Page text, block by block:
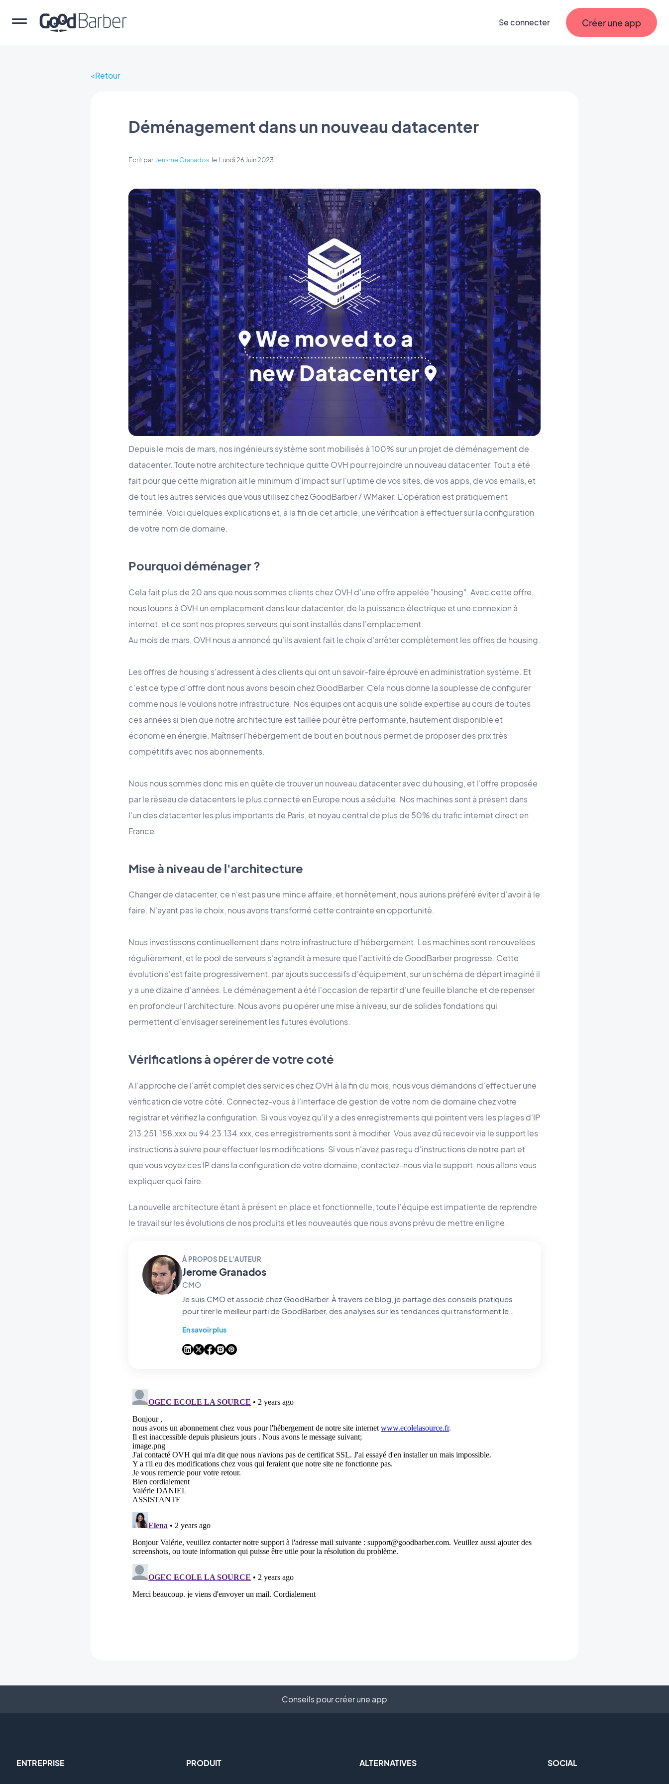
Se connecter Créer une app
Retour
Déménagement dans un nouveau datacenter
Ecrit par Jerome Granados le Lundi 26 Juin 2023
Depuis le mois de mars, nos ingénieurs système sont mobilisés à 100% sur un projet de déménagement de
datacenter. Toute notre architecture technique quitte OVH pour rejoindre un nouveau datacenter. Tout a été
fait pour que cette migration ait le minimum d'impact sur l'uptime de vos sites, de vos apps, de vos emails, et
de tout les autres services que vous utilisez chez GoodBarber / WMaker. L'opération est pratiquement
terminée. Voici quelques explications et, à la fin de cet article, une vérification à effectuer sur la configuration
de votre nom de domaine.
Pourquoi déménager ?
Cela fait plus de 20 ans que nous sommes clients chez OVH d'une offre appelée "housing". Avec cette offre,
nous louons à OVH un emplacement dans leur datacenter, de la puissance électrique et une connexion à
internet, et ce sont nos propres serveurs qui sont installés dans l'emplacement.
Au mois de mars, OVH nous a annoncé qu'ils avaient fait le choix d'arrêter complètement les offres de housing.
Les offres de housing s'adressent à des clients qui ont un savoir-faire éprouvé en administration système. Et
c'est ce type d'offre dont nous avons besoin chez GoodBarber. Cela nous donne la souplesse de configurer
comme nous le voulons notre infrastructure. Nos équipes ont acquis une solide expertise au cours de toutes
ces années si bien que notre architecture est taillée pour être performante, hautement disponible et
économe en énergie. Maîtriser l'hébergement de bout en bout nous permet de proposer des prix très
compétitifs avec nos abonnements.
Nous nous sommes donc mis en quête de trouver un nouveau datacenter avec du housing, et l'offre proposée
par le réseau de datacenters le plus connecté en Europe nous a séduite. Nos machines sont à présent dans
l'un des datacenter les plus importants de Paris, et noyau central de plus de 50% du trafic internet direct en
France.
Mise à niveau de l'architecture
Changer de datacenter, ce n'est pas une mince affaire, et honnêtement, nous aurions préféré éviter d'avoir à le
faire. N'ayant pas le choix, nous avons transformé cette contrainte en opportunité.
Nous investissons continuellement dans notre infrastructure d’hébergement. Les machines sont renouvelées
régulièrement, et le pool de serveurs s'agrandit à mesure que l'activité de GoodBarber progresse. Cette
évolution s'est faite progressivement, par ajouts successifs d'équipement, sur un schéma de départ imaginé il
y a une dizaine d'années. Le déménagement a été l'occasion de repartir d'une feuille blanche et de repenser
en profondeur l'architecture. Nous avons pu opérer une mise à niveau, sur de solides fondations qui
permettent d'envisager sereinement les futures évolutions.
Vérifications à opérer de votre coté
A l'approche de l'arrêt complet des services chez OVH à la fin du mois, nous vous demandons d'effectuer une
vérification de votre côté. Connectez-vous à l'interface de gestion de votre nom de domaine chez votre
registrar et vérifiez la configuration. Si vous voyez qu'il y a des enregistrements qui pointent vers les plages d'IP
213.251.158.xxx ou 94.23.134.xxx, ces enregistrements sont à modifier. Vous avez dû recevoir via le support les
instructions à suivre pour effectuer les modifications. Si vous n'avez pas reçu d'instructions de notre part et
que vous voyez ces IP dans la configuration de votre domaine, contactez-nous via le support, nous allons vous
expliquer quoi faire.
La nouvelle architecture étant à présent en place et fonctionnelle, toute l'équipe est impatiente de reprendre
le travail sur les évolutions de nos produits et les nouveautés que nous avons prévu de mettre en ligne.
À PROPOS DE L'AUTEUR
Jerome Granados
CMO
Je suis CMO et associé chez GoodBarber. À travers ce blog, je partage des conseils pratiques
pour tirer le meilleur parti de GoodBarber, des analyses sur les tendances qui transforment le
notre industrie. Si un article vous inspire une question, une idée ou un retour d’expérience,
discutons-en dans les commentaires.
En savoir plus
Conseils pour créer une app
ENTREPRISE PRODUIT ALTERNATIVES SOCIAL